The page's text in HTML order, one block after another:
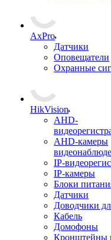
AxPro
Датчики
Оповещатели
Охранные
HikVision
AHD-
AHD-камеры
IP-
IP-камеры
Блоки
Датчики
Доводчики
Кабель
Домофоны
Кронштейны